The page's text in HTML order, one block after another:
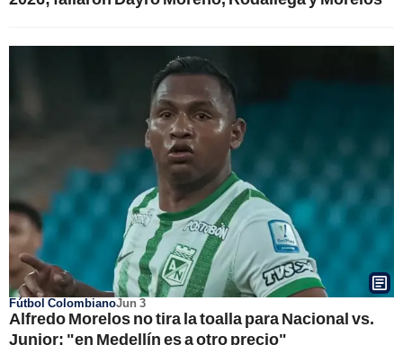
Fútbol ColombianoJun 3
Alfredo Morelos no tira la toalla para Nacional vs.
Junior; "en Medellín es a otro precio"